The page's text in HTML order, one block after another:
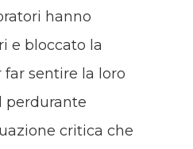
hanno
e bloccato la
sentire la loro
perdurante
critica che